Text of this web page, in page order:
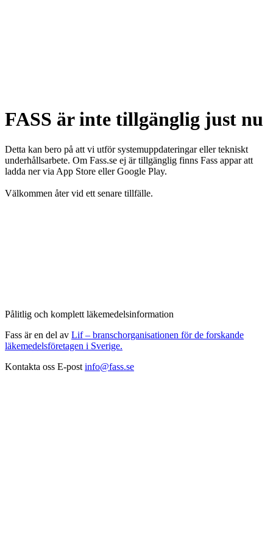
FASS är inte tillgänglig just nu
Detta kan bero på att vi utför systemuppdateringar eller tekniskt
underhållsarbete. Om Fass.se ej är tillgänglig finns Fass appar att
ladda ner via App Store eller Google Play.
Välkommen åter vid ett senare tillfälle.
Pålitlig och komplett läkemedelsinformation
Fass är en del av Lif – branschorganisationen för de forskande
läkemedelsföretagen i Sverige.
Kontakta oss E-post info@fass.se